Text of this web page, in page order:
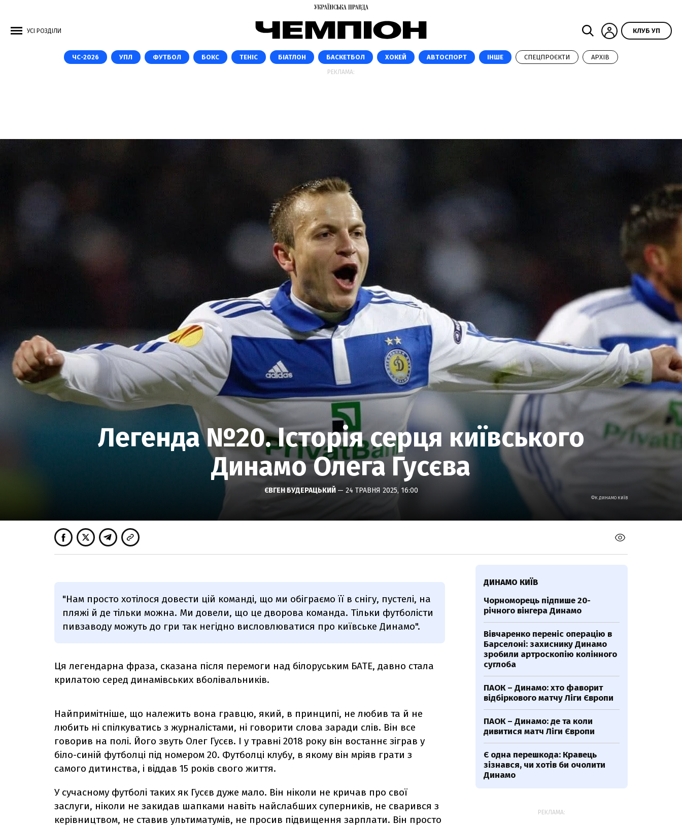
УСІ РОЗДІЛИ КЛУБ УП
ЧС-2026 УПЛ ФУТБОЛ БОКС ТЕНІС БІАТЛОН БАСКЕТБОЛ ХОКЕЙ АВТОСПОРТ ІНШЕ СПЕЦПРОЄКТИ АРХІВ
РЕКЛАМА:
Легенда №20. Історія серця київського
Динамо Олега Гусєва
ЄВГЕН БУДЕРАЦЬКИЙ — 24 ТРАВНЯ 2025, 16:00
ФК ДИНАМО КИЇВ
"Нам просто хотілося довести цій команді, що ми обіграємо її в снігу, пустелі, на
пляжі й де тільки можна. Ми довели, що це дворова команда. Тільки футболісти
пивзаводу можуть до гри так негідно висловлюватися про київське Динамо".
Ця легендарна фраза, сказана після перемоги над білоруським БАТЕ, давно стала
крилатою серед динамівських вболівальників.
Найпримітніше, що належить вона гравцю, який, в принципі, не любив та й не
любить ні спілкуватись з журналістами, ні говорити слова заради слів. Він все
говорив на полі. Його звуть Олег Гусєв. І у травні 2018 року він востаннє зіграв у
біло-синій футболці під номером 20. Футболці клубу, в якому він мріяв грати з
самого дитинства, і віддав 15 років свого життя.
У сучасному футболі таких як Гусєв дуже мало. Він ніколи не кричав про свої
заслуги, ніколи не закидав шапками навіть найслабших суперників, не сварився з
керівництвом, не ставив ультиматумів, не просив підвищення зарплати. Він просто
ДИНАМО КИЇВ
Чорноморець підпише 20-
річного вінгера Динамо
Вівчаренко переніс операцію в
Барселоні: захиснику Динамо
зробили артроскопію колінного
суглоба
ПАОК – Динамо: хто фаворит
відбіркового матчу Ліги Європи
ПАОК – Динамо: де та коли
дивитися матч Ліги Європи
Є одна перешкода: Кравець
зізнався, чи хотів би очолити
Динамо
РЕКЛАМА: